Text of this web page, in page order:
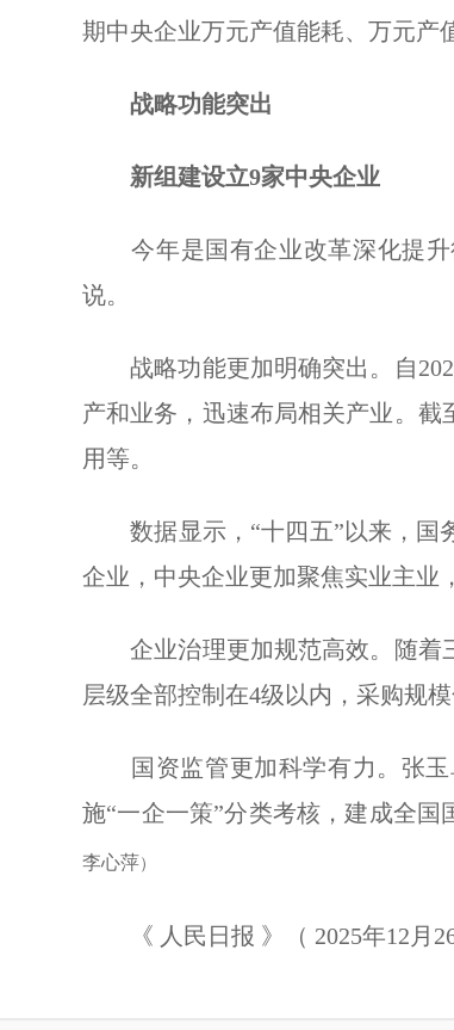
期中央企业万元产值能耗、万元产
战略功能突出
新组建设立9家中央企业
今年是国有企业改革深化提升
说。
战略功能更加明确突出。自
产和业务，迅速布局相关产业。截
用等。
数据显示，“十四五”以来，国
企业，中央企业更加聚焦实业主业
企业治理更加规范高效。随着
层级全部控制在4级以内，采购规
国资监管更加科学有力。张玉
施“一企一策”分类考核，建成全国
李心萍）
《 人民日报 》（ 2025年12月26